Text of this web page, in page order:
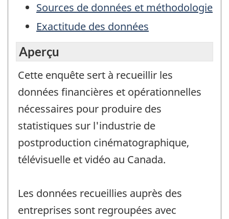
Sources de données et méthodologie
Exactitude des données
Aperçu
Cette enquête sert à recueillir les
données financières et opérationnelles
nécessaires pour produire des
statistiques sur l'industrie de
postproduction cinématographique,
télévisuelle et vidéo au Canada.
Les données recueillies auprès des
entreprises sont regroupées avec